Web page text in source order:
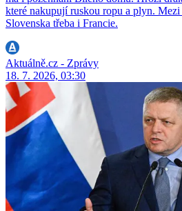
které nakupují ruskou ropu a plyn.
Slovenska třeba i Francie.
Aktuálně.cz - Zprávy
18. 7. 2026, 03:30